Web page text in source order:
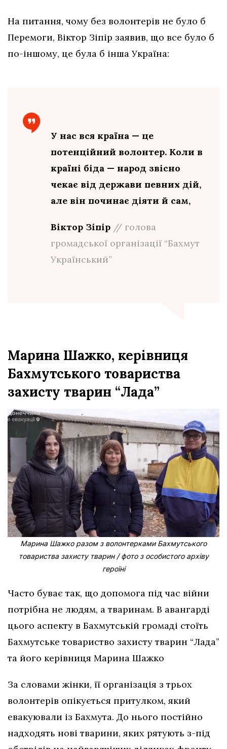
На питання, чому без волонтерів не було б
Перемоги, Віктор Зіпір заявив, що все було б
по-іншому, це була б інша Україна:
У нас вся країна — це
потенційний волонтер. Коли в
країні біда — народ звісно
чекає від держави певних дій,
але він починає діяти й сам,
Віктор Зіпір // голова
громадської організації “Бахмут
Український”
Марина Шажко, керівниця
Бахмутського товариства
захисту тварин “Лада”
Марина Шажко разом з волонтерками Бахмутського
товариства захисту тварин / фото з особистого архіву
героїні
Часто буває так, що допомога під час війни
потрібна не людям, а тваринам. В авангарді
цього аспекту в Бахмутській громаді стоїть
Бахмутське товариство захисту тварин “Лада”
та його керівниця Марина Шажко
За словами жінки, її організація з трьох
волонтерів опікується притулком, який
евакуювали із Бахмута. До нього постійно
надходять нові тварини, яких рятують з-під